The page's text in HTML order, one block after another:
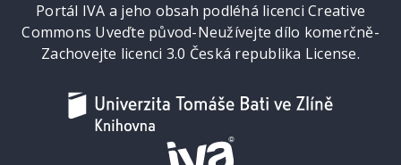
Portál IVA a jeho obsah podléhá licenci Creative
Commons Uveďte původ-Neužívejte dílo komerčně-
Zachovejte licenci 3.0 Česká republika License.